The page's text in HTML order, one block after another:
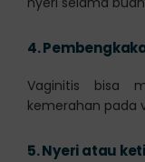
4.
Vaginitis bisa
kemerahan pada
5.Nyeri atau